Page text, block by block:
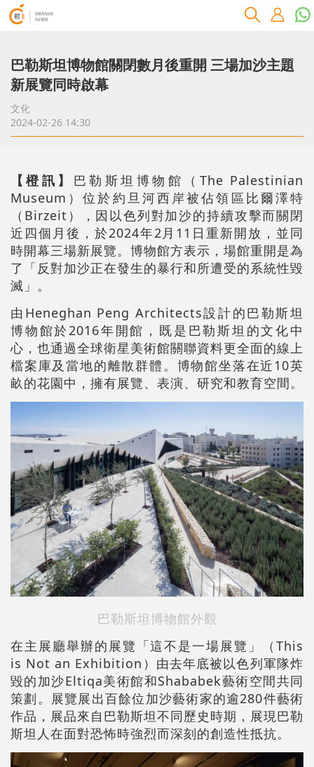
巴勒斯坦博物館關閉數月後重開 三場加沙主題
新展覽同時啟幕
文化
2024-02-26 14:30
【橙訊】 巴勒斯坦博物館（The Palestinian
Museum）位於約旦河西岸被佔領區比爾澤特
（Birzeit），因以色列對加沙的持續攻擊而關閉
近四個月後，於2024年2月11日重新開放，並同
時開幕三場新展覽。博物館方表示，場館重開是為
了「反對加沙正在發生的暴行和所遭受的系統性毀
滅」。
由Heneghan Peng Architects設計的巴勒斯坦
博物館於2016年開館， 既是巴勒斯坦的文化中
心，也通過全球衛星美術館關聯資料更全面的線上
檔案庫及當地的離散群體。博物館坐落在近10英
畝的花園中，擁有展覽、表演、研究和教育空間。
巴勒斯坦博物館外觀
在主展廳舉辦的展覽「這不是一場展覽」（This
is Not an Exhibition）由去年底被以色列軍隊炸
毀的加沙Eltiqa美術館和Shababek藝術空間共同
策劃。展覽展出百餘位加沙藝術家的逾280件藝術
作品，展品來自巴勒斯坦不同歷史時期，展現巴勒
斯坦人在面對恐怖時強烈而深刻的創造性抵抗。